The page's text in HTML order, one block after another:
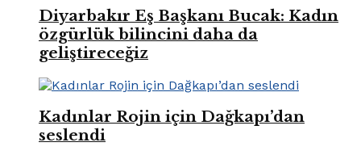
Diyarbakır Eş Başkanı Bucak: Kadın
özgürlük bilincini daha da
geliştireceğiz
Kadınlar Rojin için Dağkapı’dan
seslendi